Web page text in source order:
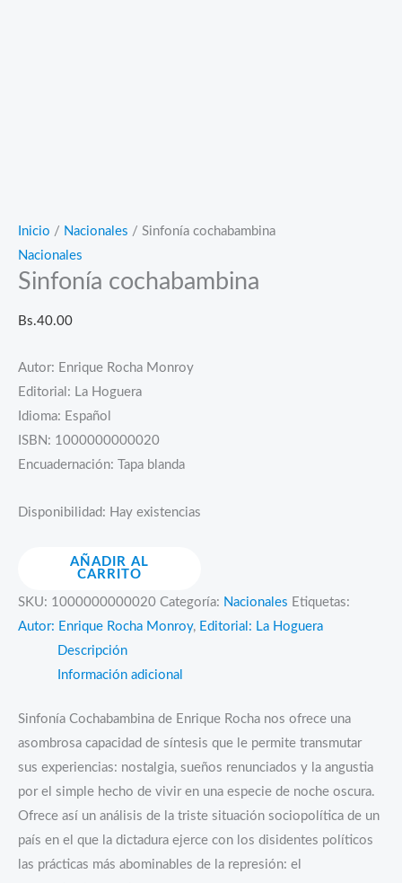
Inicio / Nacionales / Sinfonía cochabambina
Nacionales
Sinfonía cochabambina
Bs.40.00
Autor: Enrique Rocha Monroy
Editorial: La Hoguera
Idioma: Español
ISBN: 1000000000020
Encuadernación: Tapa blanda
Disponibilidad: Hay existencias
cochabambina
cantidad
AÑADIR AL
CARRITO
SKU: 1000000000020 Categoría: Nacionales Etiquetas:
Autor: Enrique Rocha Monroy, Editorial: La Hoguera
Descripción
Información adicional
Sinfonía Cochabambina de Enrique Rocha nos ofrece una
asombrosa capacidad de síntesis que le permite transmutar
sus experiencias: nostalgia, sueños renunciados y la angustia
por el simple hecho de vivir en una especie de noche oscura.
Ofrece así un análisis de la triste situación sociopolítica de un
país en el que la dictadura ejerce con los disidentes políticos
las prácticas más abominables de la represión: el